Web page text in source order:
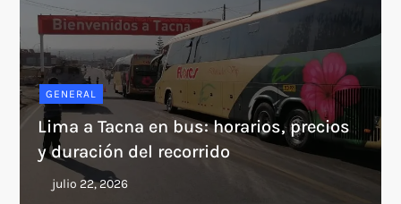
GENERAL
Lima a Tacna en bus: horarios, precios
y duración del recorrido